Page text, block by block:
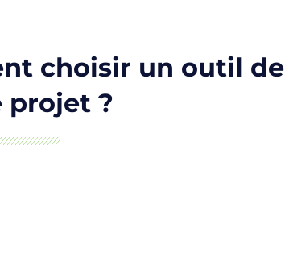
choisir un outil de
projet ?